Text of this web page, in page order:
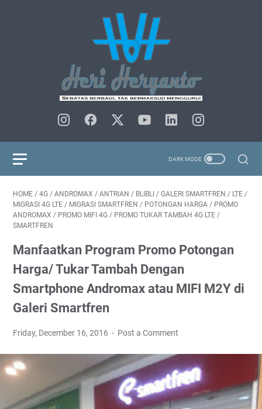
HOME / 4G / ANDROMAX / ANTRIAN / BLIBLI / GALERI SMARTFREN / LTE /
MIGRASI 4G LTE / MIGRASI SMARTFREN / POTONGAN HARGA / PROMO
ANDROMAX / PROMO MIFI 4G / PROMO TUKAR TAMBAH 4G LTE /
SMARTFREN
Manfaatkan Program Promo Potongan
Harga/ Tukar Tambah Dengan
Smartphone Andromax atau MIFI M2Y di
Galeri Smartfren
Friday, December 16, 2016 Post a Comment